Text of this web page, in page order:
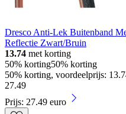
Dresco Anti-Lek Buitenband
Reflectie Zwart/Bruin
13.74 met korting
50% korting50% korting
50% korting, voordeelprijs:
27.49
Prijs: 27.49 euro